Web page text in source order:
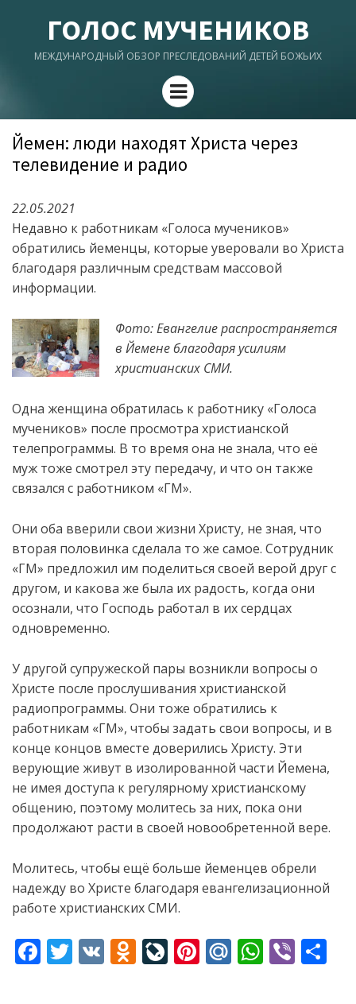
ГОЛОС МУЧЕНИКОВ
МЕЖДУНАРОДНЫЙ ОБЗОР ПРЕСЛЕДОВАНИЙ ДЕТЕЙ БОЖЬИХ
Menu
Йемен: люди находят Христа через
телевидение и радио
22.05.2021
Недавно к работникам «Голоса мучеников»
обратились йеменцы, которые уверовали во Христа
благодаря различным средствам массовой
информации.
Фото: Евангелие распространяется
в Йемене благодаря усилиям
христианских СМИ.
Одна женщина обратилась к работнику «Голоса
мучеников» после просмотра христианской
телепрограммы. В то время она не знала, что её
муж тоже смотрел эту передачу, и что он также
связался с работником «ГМ».
Они оба вверили свои жизни Христу, не зная, что
вторая половинка сделала то же самое. Сотрудник
«ГМ» предложил им поделиться своей верой друг с
другом, и какова же была их радость, когда они
осознали, что Господь работал в их сердцах
одновременно.
У другой супружеской пары возникли вопросы о
Христе после прослушивания христианской
радиопрограммы. Они тоже обратились к
работникам «ГМ», чтобы задать свои вопросы, и в
конце концов вместе доверились Христу. Эти
верующие живут в изолированной части Йемена,
не имея доступа к регулярному христианскому
общению, поэтому молитесь за них, пока они
продолжают расти в своей новообретенной вере.
Молитесь, чтобы ещё больше йеменцев обрели
надежду во Христе благодаря евангелизационной
работе христианских СМИ.
F T V O Li Pi M W Vi